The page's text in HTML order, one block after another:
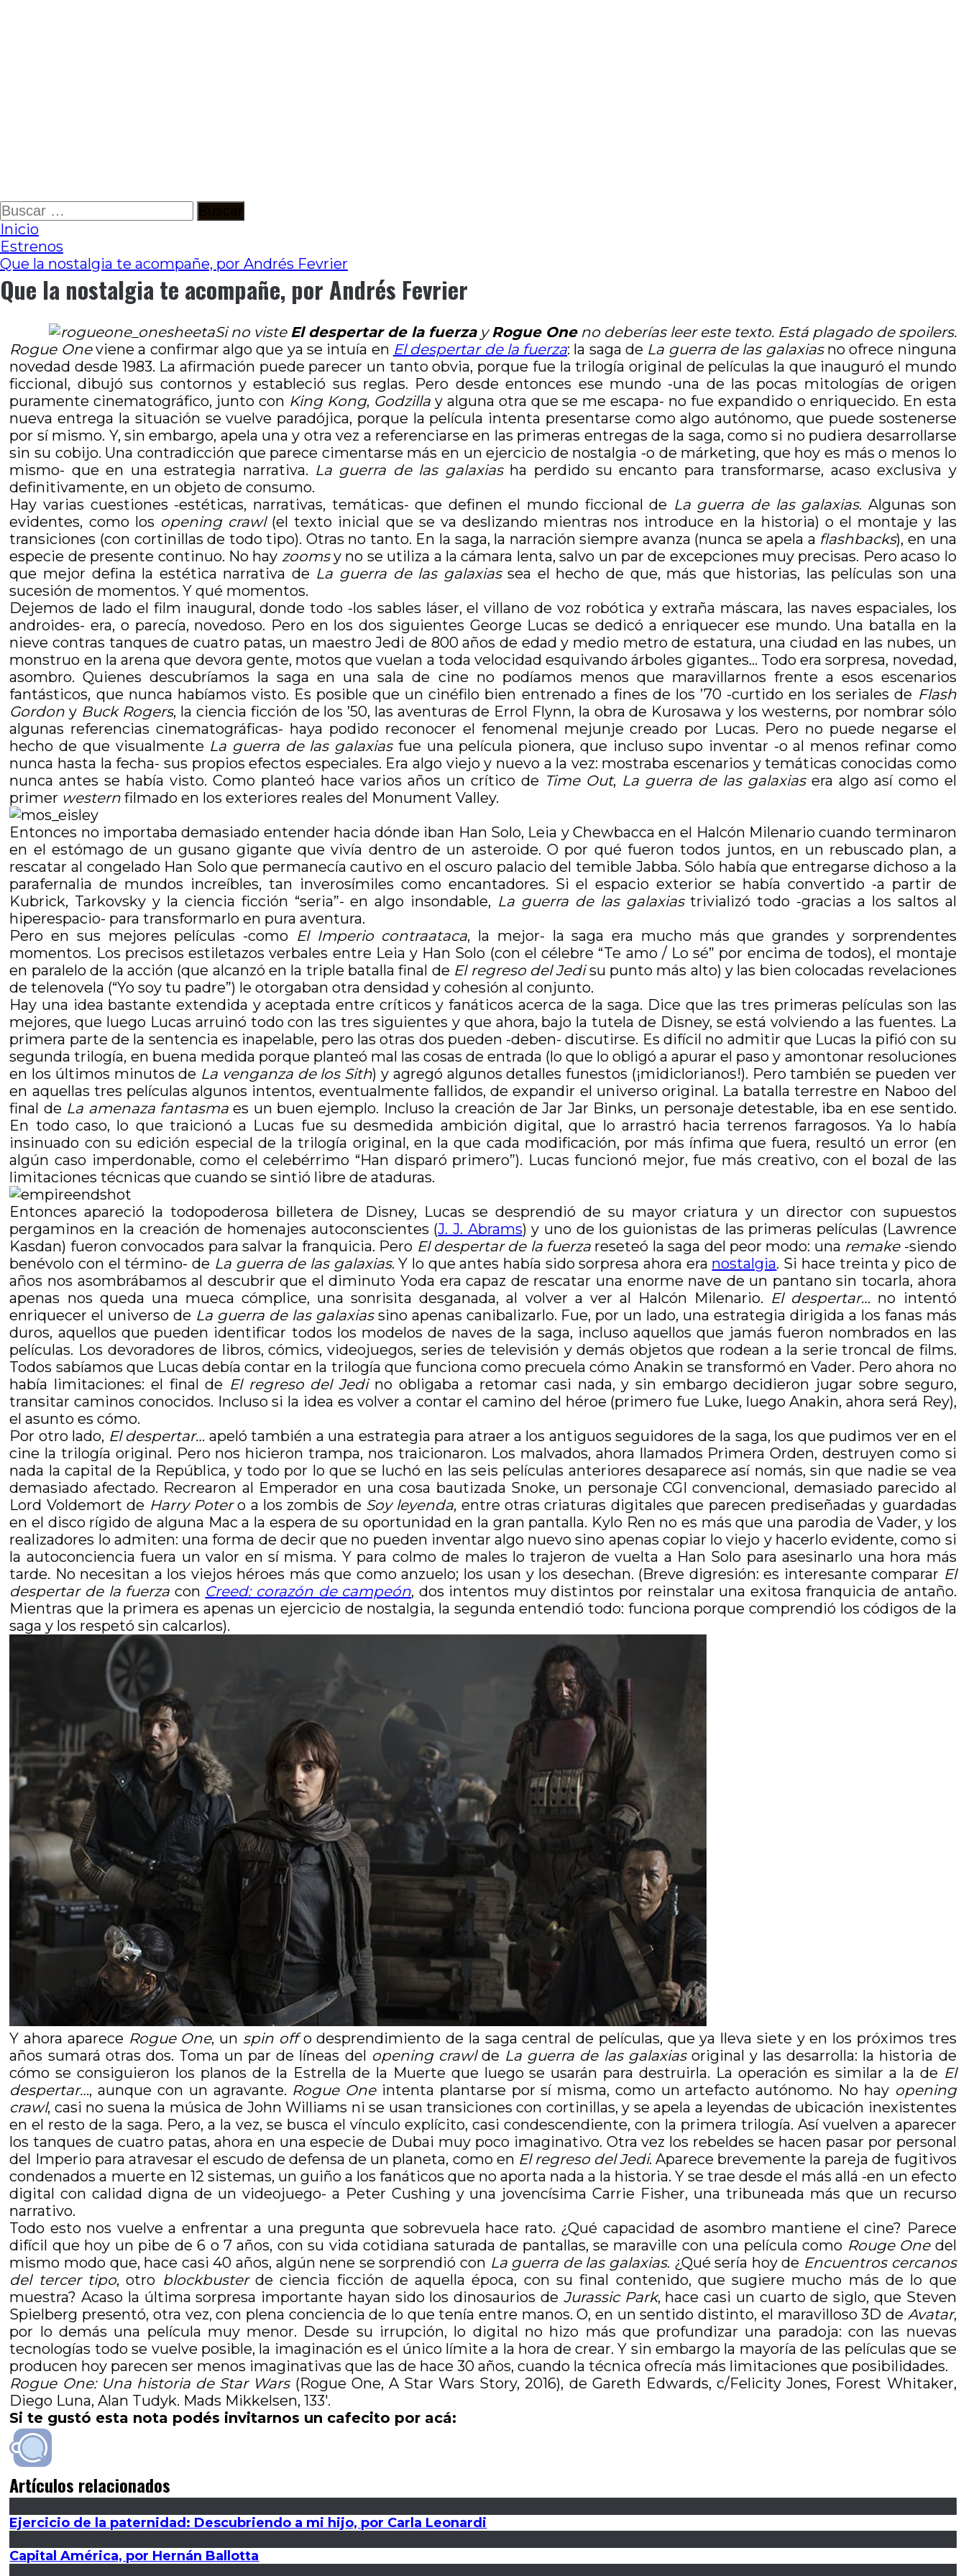
Ir
al
contenido
Buscar:
Inicio
Estrenos
Que la nostalgia te acompañe, por Andrés Fevrier
Que la nostalgia te acompañe, por Andrés Fevrier
Si no viste El despertar de la fuerzayRogue Oneno deberías leer este texto. Está plagado de spoilers.
Rogue Oneviene a confirmar algo que ya se intuía en El despertar de la fuerza: la saga de La guerra de las galaxiasno ofrece ninguna
novedad desde 1983. La afirmación puede parecer un tanto obvia, porque fue la trilogía original de películas la que inauguró el mundo
ficcional, dibujó sus contornos y estableció sus reglas. Pero desde entonces ese mundo -una de las pocas mitologías de origen
puramente cinematográfico, junto con King Kong, Godzillay alguna otra que se me escapa- no fue expandido o enriquecido. En esta
nueva entrega la situación se vuelve paradójica, porque la película intenta presentarse como algo autónomo, que puede sostenerse
por sí mismo. Y, sin embargo, apela una y otra vez a referenciarse en las primeras entregas de la saga, como si no pudiera desarrollarse
sin su cobijo. Una contradicción que parece cimentarse más en un ejercicio de nostalgia -o de márketing, que hoy es más o menos lo
mismo- que en una estrategia narrativa. La guerra de las galaxiasha perdido su encanto para transformarse, acaso exclusiva y
definitivamente, en un objeto de consumo.
Hay varias cuestiones -estéticas, narrativas, temáticas- que definen el mundo ficcional de La guerra de las galaxias. Algunas son
evidentes, como los opening crawl(el texto inicial que se va deslizando mientras nos introduce en la historia) o el montaje y las
transiciones (con cortinillas de todo tipo). Otras no tanto. En la saga, la narración siempre avanza (nunca se apela a flashbacks), en una
especie de presente continuo. No hay zoomsy no se utiliza a la cámara lenta, salvo un par de excepciones muy precisas. Pero acaso lo
que mejor defina la estética narrativa de La guerra de las galaxiassea el hecho de que, más que historias, las películas son una
sucesión de momentos. Y qué momentos.
Dejemos de lado el film inaugural, donde todo -los sables láser, el villano de voz robótica y extraña máscara, las naves espaciales, los
androides- era, o parecía, novedoso. Pero en los dos siguientes George Lucas se dedicó a enriquecer ese mundo. Una batalla en la
nieve contras tanques de cuatro patas, un maestro Jedi de 800 años de edad y medio metro de estatura, una ciudad en las nubes, un
monstruo en la arena que devora gente, motos que vuelan a toda velocidad esquivando árboles gigantes… Todo era sorpresa, novedad,
asombro. Quienes descubríamos la saga en una sala de cine no podíamos menos que maravillarnos frente a esos escenarios
fantásticos, que nunca habíamos visto. Es posible que un cinéfilo bien entrenado a fines de los ’70 -curtido en los seriales de Flash
Gordon y Buck Rogers, la ciencia ficción de los ’50, las aventuras de Errol Flynn, la obra de Kurosawa y los westerns, por nombrar sólo
algunas referencias cinematográficas- haya podido reconocer el fenomenal mejunje creado por Lucas. Pero no puede negarse el
hecho de que visualmente La guerra de las galaxiasfue una película pionera, que incluso supo inventar -o al menos refinar como
nunca hasta la fecha- sus propios efectos especiales. Era algo viejo y nuevo a la vez: mostraba escenarios y temáticas conocidas como
nunca antes se había visto. Como planteó hace varios años un crítico de Time Out, La guerra de las galaxiasera algo así como el
primer western filmado en los exteriores reales del Monument Valley.
Entonces no importaba demasiado entender hacia dónde iban Han Solo, Leia y Chewbacca en el Halcón Milenario cuando terminaron
en el estómago de un gusano gigante que vivía dentro de un asteroide. O por qué fueron todos juntos, en un rebuscado plan, a
rescatar al congelado Han Solo que permanecía cautivo en el oscuro palacio del temible Jabba. Sólo había que entregarse dichoso a la
parafernalia de mundos increíbles, tan inverosímiles como encantadores. Si el espacio exterior se había convertido -a partir de
Kubrick, Tarkovsky y la ciencia ficción “seria”- en algo insondable, La guerra de las galaxiastrivializó todo -gracias a los saltos al
hiperespacio- para transformarlo en pura aventura.
Pero en sus mejores películas -como El Imperio contraataca, la mejor- la saga era mucho más que grandes y sorprendentes
momentos. Los precisos estiletazos verbales entre Leia y Han Solo (con el célebre “Te amo / Lo sé” por encima de todos), el montaje
en paralelo de la acción (que alcanzó en la triple batalla final de El regreso del Jedisu punto más alto) y las bien colocadas revelaciones
de telenovela (“Yo soy tu padre”) le otorgaban otra densidad y cohesión al conjunto.
Hay una idea bastante extendida y aceptada entre críticos y fanáticos acerca de la saga. Dice que las tres primeras películas son las
mejores, que luego Lucas arruinó todo con las tres siguientes y que ahora, bajo la tutela de Disney, se está volviendo a las fuentes. La
primera parte de la sentencia es inapelable, pero las otras dos pueden -deben- discutirse. Es difícil no admitir que Lucas la pifió con su
segunda trilogía, en buena medida porque planteó mal las cosas de entrada (lo que lo obligó a apurar el paso y amontonar resoluciones
en los últimos minutos de La venganza de los Sith) y agregó algunos detalles funestos (¡midiclorianos!). Pero también se pueden ver
en aquellas tres películas algunos intentos, eventualmente fallidos, de expandir el universo original. La batalla terrestre en Naboo del
final de La amenaza fantasmaes un buen ejemplo. Incluso la creación de Jar Jar Binks, un personaje detestable, iba en ese sentido.
En todo caso, lo que traicionó a Lucas fue su desmedida ambición digital, que lo arrastró hacia terrenos farragosos. Ya lo había
insinuado con su edición especial de la trilogía original, en la que cada modificación, por más ínfima que fuera, resultó un error (en
algún caso imperdonable, como el celebérrimo “Han disparó primero”). Lucas funcionó mejor, fue más creativo, con el bozal de las
limitaciones técnicas que cuando se sintió libre de ataduras.
Entonces apareció la todopoderosa billetera de Disney, Lucas se desprendió de su mayor criatura y un director con supuestos
pergaminos en la creación de homenajes autoconscientes (J. J. Abrams) y uno de los guionistas de las primeras películas (Lawrence
Kasdan) fueron convocados para salvar la franquicia. Pero El despertar de la fuerza reseteó la saga del peor modo: una remake-siendo
benévolo con el término- de La guerra de las galaxias. Y lo que antes había sido sorpresa ahora era nostalgia. Si hace treinta y pico de
años nos asombrábamos al descubrir que el diminuto Yoda era capaz de rescatar una enorme nave de un pantano sin tocarla, ahora
apenas nos queda una mueca cómplice, una sonrisita desganada, al volver a ver al Halcón Milenario. El despertar… no intentó
enriquecer el universo de La guerra de las galaxiassino apenas canibalizarlo. Fue, por un lado, una estrategia dirigida a los fanas más
duros, aquellos que pueden identificar todos los modelos de naves de la saga, incluso aquellos que jamás fueron nombrados en las
películas. Los devoradores de libros, cómics, videojuegos, series de televisión y demás objetos que rodean a la serie troncal de films.
Todos sabíamos que Lucas debía contar en la trilogía que funciona como precuela cómo Anakin se transformó en Vader. Pero ahora no
había limitaciones: el final de El regreso del Jedino obligaba a retomar casi nada, y sin embargo decidieron jugar sobre seguro,
transitar caminos conocidos. Incluso si la idea es volver a contar el camino del héroe (primero fue Luke, luego Anakin, ahora será Rey),
el asunto es cómo.
Por otro lado, El despertar… apeló también a una estrategia para atraer a los antiguos seguidores de la saga, los que pudimos ver en el
cine la trilogía original. Pero nos hicieron trampa, nos traicionaron. Los malvados, ahora llamados Primera Orden, destruyen como si
nada la capital de la República, y todo por lo que se luchó en las seis películas anteriores desaparece así nomás, sin que nadie se vea
demasiado afectado. Recrearon al Emperador en una cosa bautizada Snoke, un personaje CGI convencional, demasiado parecido al
Lord Voldemort de Harry Potero a los zombis de Soy leyenda, entre otras criaturas digitales que parecen prediseñadas y guardadas
en el disco rígido de alguna Mac a la espera de su oportunidad en la gran pantalla. Kylo Ren no es más que una parodia de Vader, y los
realizadores lo admiten: una forma de decir que no pueden inventar algo nuevo sino apenas copiar lo viejo y hacerlo evidente, como si
la autoconciencia fuera un valor en sí misma. Y para colmo de males lo trajeron de vuelta a Han Solo para asesinarlo una hora más
tarde. No necesitan a los viejos héroes más que como anzuelo; los usan y los desechan. (Breve digresión: es interesante comparar El
despertar de la fuerza con Creed: corazón de campeón, dos intentos muy distintos por reinstalar una exitosa franquicia de antaño.
Mientras que la primera es apenas un ejercicio de nostalgia, la segunda entendió todo: funciona porque comprendió los códigos de la
saga y los respetó sin calcarlos).
Y ahora aparece Rogue One, un spin offo desprendimiento de la saga central de películas, que ya lleva siete y en los próximos tres
años sumará otras dos. Toma un par de líneas del opening crawlde La guerra de las galaxiasoriginal y las desarrolla: la historia de
cómo se consiguieron los planos de la Estrella de la Muerte que luego se usarán para destruirla. La operación es similar a la de El
despertar…, aunque con un agravante. Rogue Oneintenta plantarse por sí misma, como un artefacto autónomo. No hay opening
crawl, casi no suena la música de John Williams ni se usan transiciones con cortinillas, y se apela a leyendas de ubicación inexistentes
en el resto de la saga. Pero, a la vez, se busca el vínculo explícito, casi condescendiente, con la primera trilogía. Así vuelven a aparecer
los tanques de cuatro patas, ahora en una especie de Dubai muy poco imaginativo. Otra vez los rebeldes se hacen pasar por personal
del Imperio para atravesar el escudo de defensa de un planeta, como en El regreso del Jedi. Aparece brevemente la pareja de fugitivos
condenados a muerte en 12 sistemas, un guiño a los fanáticos que no aporta nada a la historia. Y se trae desde el más allá -en un efecto
digital con calidad digna de un videojuego- a Peter Cushing y una jovencísima Carrie Fisher, una tribuneada más que un recurso
narrativo.
Todo esto nos vuelve a enfrentar a una pregunta que sobrevuela hace rato. ¿Qué capacidad de asombro mantiene el cine? Parece
difícil que hoy un pibe de 6 o 7 años, con su vida cotidiana saturada de pantallas, se maraville con una película como Rouge Onedel
mismo modo que, hace casi 40 años, algún nene se sorprendió con La guerra de las galaxias. ¿Qué sería hoy de Encuentros cercanos
del tercer tipo, otro blockbusterde ciencia ficción de aquella época, con su final contenido, que sugiere mucho más de lo que
muestra? Acaso la última sorpresa importante hayan sido los dinosaurios de Jurassic Park, hace casi un cuarto de siglo, que Steven
Spielberg presentó, otra vez, con plena conciencia de lo que tenía entre manos. O, en un sentido distinto, el maravilloso 3D de Avatar,
por lo demás una película muy menor. Desde su irrupción, lo digital no hizo más que profundizar una paradoja: con las nuevas
tecnologías todo se vuelve posible, la imaginación es el único límite a la hora de crear. Y sin embargo la mayoría de las películas que se
producen hoy parecen ser menos imaginativas que las de hace 30 años, cuando la técnica ofrecía más limitaciones que posibilidades.
Rogue One: Una historia de Star Wars(Rogue One, A Star Wars Story, 2016), de Gareth Edwards, c/Felicity Jones, Forest Whitaker,
Diego Luna, Alan Tudyk. Mads Mikkelsen, 133′.
Si te gustó esta nota podés invitarnos un cafecito por acá:
Artículos relacionados
Ejercicio de la paternidad: Descubriendo a mi hijo, por Carla Leonardi
Capital América, por Hernán Ballotta